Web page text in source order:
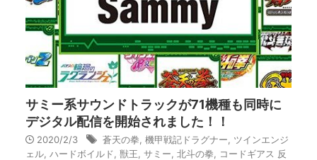
サミー系サウンドトラックが71機種も同時に
デジタル配信を開始されました！！
2020/2/3 蒼天の拳 機甲戦記ドラグナー
ツインエンジ
ェル, ハードボイルド 獣王 サミー 北斗の拳
コードギアス 反